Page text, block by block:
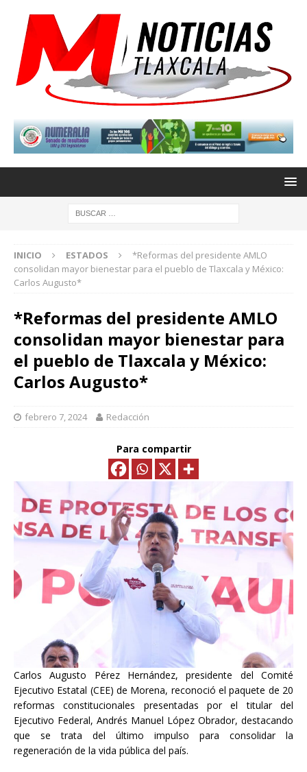
INICIO ESTADOS
*Reformas del presidente AMLO
consolidan mayor bienestar para el pueblo de Tlaxcala y México:
Carlos Augusto*
*Reformas del presidente AMLO
consolidan mayor bienestar para
el pueblo de Tlaxcala y México:
Carlos Augusto*
febrero 7, 2024 Redacción
Para compartir
Carlos Augusto Pérez Hernández, presidente del Comité
Ejecutivo Estatal (CEE) de Morena, reconoció el paquete de 20
reformas constitucionales presentadas por el titular del
Ejecutivo Federal, Andrés Manuel López Obrador, destacando
que se trata del último impulso para consolidar la
regeneración de la vida pública del país.